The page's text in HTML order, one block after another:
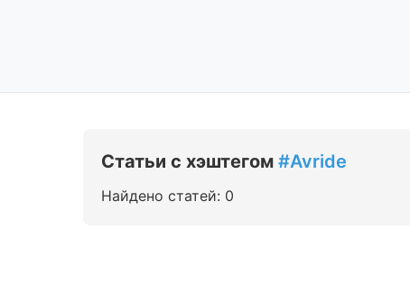
Статьи с хэштегом #Avride
Найдено статей: 0